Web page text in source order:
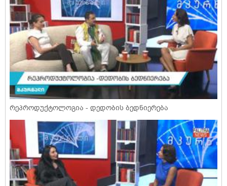
რეპროდუქტოლოგია - დედობის ბედნიერება